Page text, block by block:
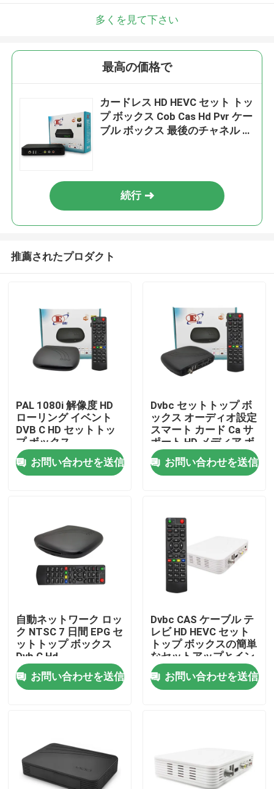
ホーム
製品
企業情報
会社案内
品質管理
お問い合わせ
テレビの上箱
DVBCはセット トップ ボックスを
多くを見て下さい
最高の価格で
カードレス HD HEVC セット トッ
プ ボックス Cob Cas Hd Pvr ケー
ブル ボックス 最後のチャネル メ
続行
推薦されたプロダクト
PAL 1080i 解像度 HD
ローリング イベント
DVB C HD セットトッ
プ ボックス
お問い合わせを送信
Dvbc セットトップ ボ
ックス オーディオ設定
スマート カード Ca サ
ポート HD メディア ボ
ックス
お問い合わせを送信
自動ネットワーク ロッ
ク NTSC 7 日間 EPG セ
ットトップ ボックス
Dvb C Hd
お問い合わせを送信
Dvbc CAS ケーブル テ
レビ HD HEVC セット
トップ ボックスの簡単
なセットアップとイン
ストール
お問い合わせを送信